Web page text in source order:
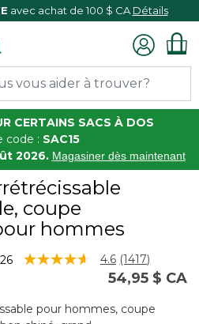
avec achat de 100 $ CA Détails
CERTAINS SACS À DOS
code : SAC15
2026. Magasiner dès maintenant
coupe
hommes
5 sur 5 Évaluation des clients
4.6 Lire
les
1417
Lien
(1417)
54,95 $ CA